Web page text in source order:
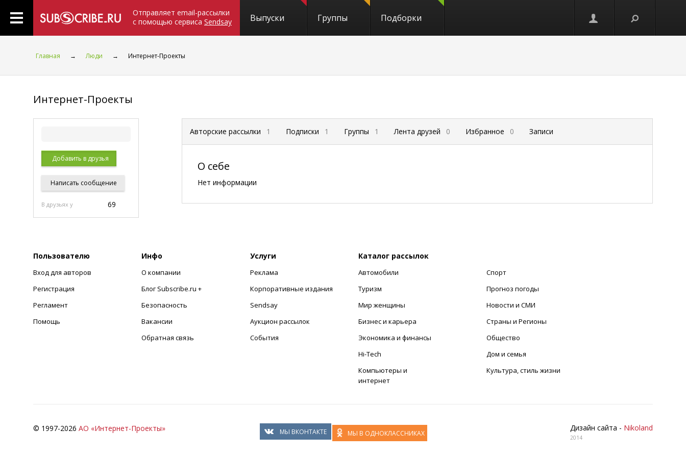
Отправляет email-рассылки
с помощью сервиса Sendsay Выпуски Группы Подборки
Главная → Люди → Интернет-Проекты
Интернет-Проекты
Добавить в друзья
Написать сообщение
В друзьях у 69
Авторские рассылки 1 Подписки 1 Группы 1 Лента друзей 0 Избранное 0 Записи
О себе
Нет информации
Пользователю
Вход для авторов
Регистрация
Регламент
Помощь
Инфо
О компании
Блог Subscribe.ru +
Безопасность
Вакансии
Обратная связь
Услуги
Реклама
Корпоративные издания
Sendsay
Аукцион рассылок
События
Каталог рассылок
Автомобили
Туризм
Мир женщины
Бизнес и карьера
Экономика и финансы
Hi-Tech
Компьютеры и
интернет
Спорт
Прогноз погоды
Новости и СМИ
Страны и Регионы
Общество
Дом и семья
Культура, стиль жизни
© 1997-2026 АО «Интернет-Проекты» Дизайн сайта - Nikoland
2014
МЫ ВКОНТАКТЕ МЫ В ОДНОКЛАССНИКАХ